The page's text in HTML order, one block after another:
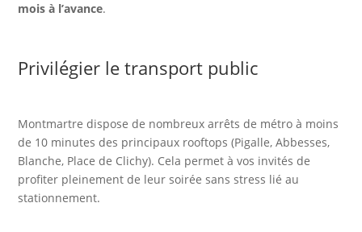
mois à l’avance.
Privilégier le transport public
Montmartre dispose de nombreux arrêts de métro à moins
de 10 minutes des principaux rooftops (Pigalle, Abbesses,
Blanche, Place de Clichy). Cela permet à vos invités de
profiter pleinement de leur soirée sans stress lié au
stationnement.